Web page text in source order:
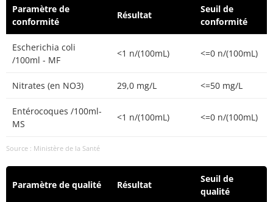
Paramètre de
conformité
Résultat
Seuil de
conformité
Escherichia coli
/100ml - MF
<1 n/(100mL) <=0 n/(100mL)
Nitrates (en NO3) 29,0 mg/L <=50 mg/L
Entérocoques /100ml-
MS
<1 n/(100mL) <=0 n/(100mL)
Source : Ministère de la Santé
Paramètre de qualité Résultat
Seuil de
qualité